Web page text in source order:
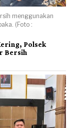
menggunakan
(Foto :
Polsek
Bersih